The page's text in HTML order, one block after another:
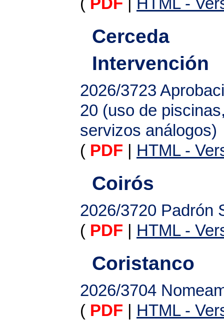
( PDF HTML -
Cerceda
Intervención
2026/3723
20 (uso de
servizos análogos)
( PDF HTML -
Coirós
2026/3720 Padrón
( PDF HTML -
Coristanco
2026/3704
( PDF HTML -